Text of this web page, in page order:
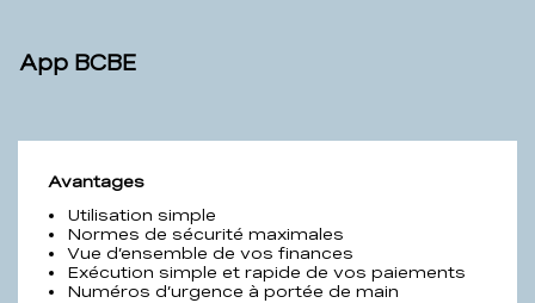
App BCBE
Avantages
Utilisation simple
Normes de sécurité maximales
Vue d’ensemble de vos finances
Exécution simple et rapide de vos paiements
Numéros d’urgence à portée de main